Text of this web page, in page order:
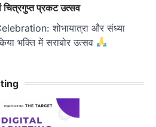
चित्रगुप्त प्रकट उत्सव
शोभायात्रा और संध्या
भक्ति में सराबोर उत्सव